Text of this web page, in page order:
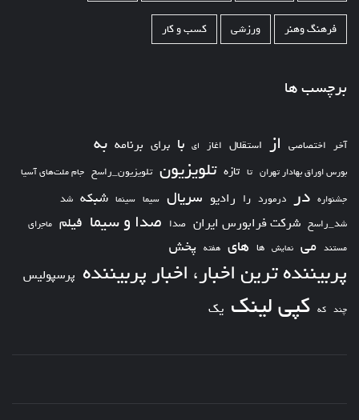
فرهنگ وهنر ورزشی کسب و کار
برچسب ها
آخر اختصاصی از استقلال اغاز ای با برای برنامه به
بورس اوراق بهادار تهران تا تازه تلویزیون تلویزیون_راسخ جام ملت‌های آسیا
جشنواره در درمورد را رادیو سریال سیما سینما شبکه شد
شد_راسخ شرکت فرابورس ایران صدا صدا و سیما فیلم ماجرای
مستند می نمایش ها های هفته پخش
پربیننده ترین اخبار، اخبار پربیننده پرسپولیس
چند که کپی لینک یک